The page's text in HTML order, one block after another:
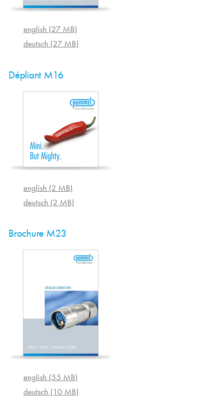
english (27 MB)
deutsch (27 MB)
Dépliant M16
english (2 MB)
deutsch (2 MB)
Brochure M23
english (55 MB)
deutsch (10 MB)